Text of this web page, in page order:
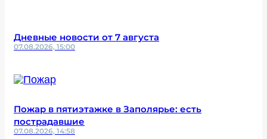
Дневные новости от 7 августа
07.08.2026, 15:00
Пожар в пятиэтажке в Заполярье: есть
пострадавшие
07.08.2026, 14:58